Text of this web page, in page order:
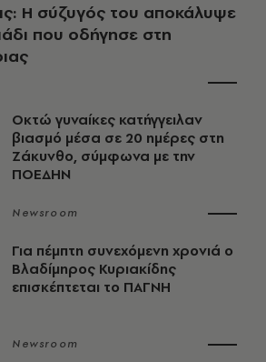
Η σύζυγός του αποκάλυψε
που οδήγησε στη
Οκτώ γυναίκες κατήγγειλαν
βιασμό μέσα σε 20 ημέρες στη
Ζάκυνθο, σύμφωνα με την
ΠΟΕΔΗΝ
Newsroom
Για πέμπτη συνεχόμενη χρονιά ο
Βλαδίμηρος Κυριακίδης
επισκέπτεται το ΠΑΓΝΗ
Newsroom